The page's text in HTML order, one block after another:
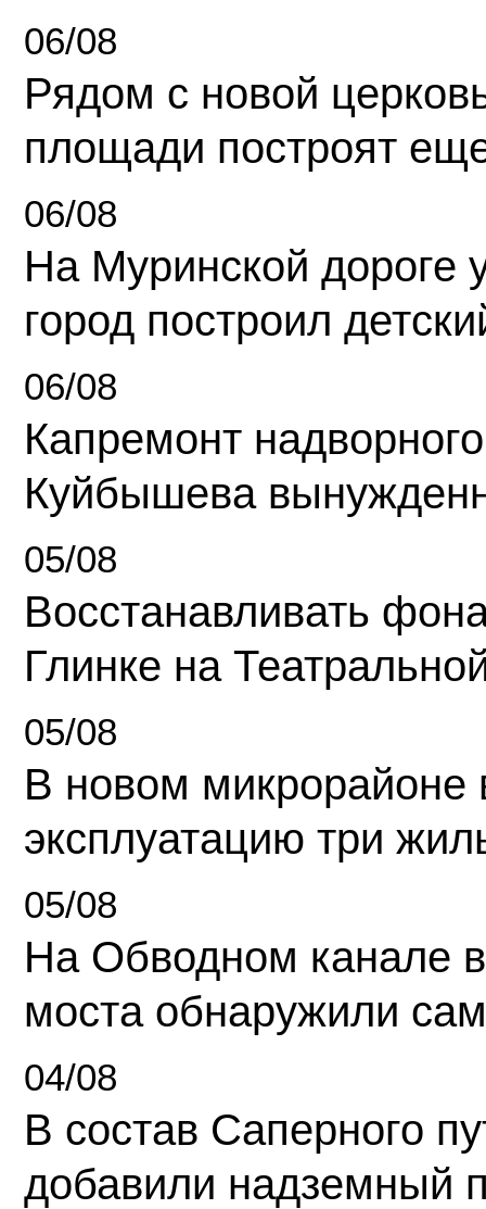
06/08
Рядом с новой
площади построят
06/08
На Муринской дороге
город построил
06/08
Капремонт
Куйбышева
05/08
Восстанавливать
Глинке на
05/08
В новом микрорайоне
эксплуатацию три
05/08
На Обводном канале
моста обнаружили
04/08
В состав Саперного
добавили надземный